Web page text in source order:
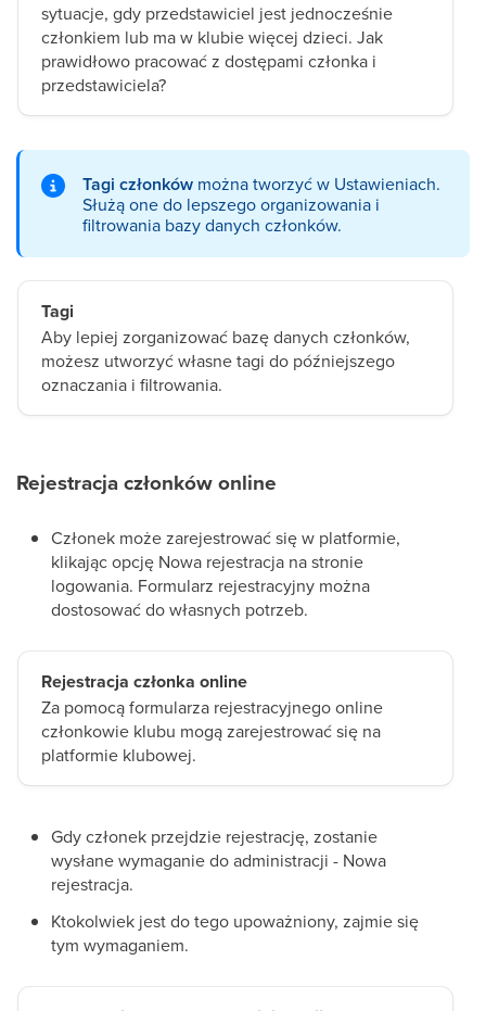
sytuacje, gdy przedstawiciel jest jednocześnie
członkiem lub ma w klubie więcej dzieci. Jak
prawidłowo pracować z dostępami członka i
przedstawiciela?
Tagi członków można tworzyć w Ustawieniach.
Służą one do lepszego organizowania i
filtrowania bazy danych członków.
Tagi
Aby lepiej zorganizować bazę danych członków,
możesz utworzyć własne tagi do późniejszego
oznaczania i filtrowania.
Rejestracja członków online
Członek może zarejestrować się w platformie,
klikając opcję Nowa rejestracja na stronie
logowania. Formularz rejestracyjny można
dostosować do własnych potrzeb.
Rejestracja członka online
Za pomocą formularza rejestracyjnego online
członkowie klubu mogą zarejestrować się na
platformie klubowej.
Gdy członek przejdzie rejestrację, zostanie
wysłane wymaganie do administracji - Nowa
rejestracja.
Ktokolwiek jest do tego upoważniony, zajmie się
tym wymaganiem.